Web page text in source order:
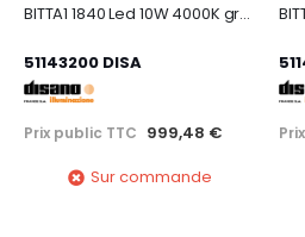
BITTA1 1840 Led 10W 4000K graphite
51143200 DISA
Prix public TTC 999,48 €
Sur commande